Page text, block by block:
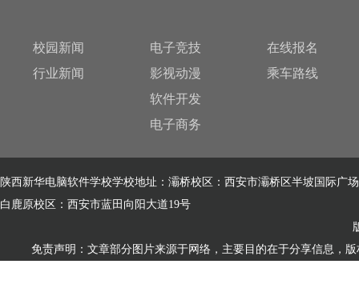
校园新闻
行业新闻
电子竞技
影视动漫
软件开发
电子商务
在线报名
乘车路线
陕西新华电脑软件学校学校地址：灞桥校区：西安市灞桥区半坡国际广
白鹿原校区：西安市蓝田向阳大道19号
免责声明：文章部分图片来源于网络，主要目的在于分享信息，